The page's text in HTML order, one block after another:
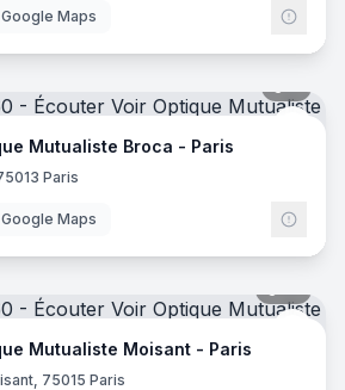
Google Maps
Mutualiste Broca - Paris
Paris
Google Maps
Mutualiste Moisant - Paris
75015 Paris